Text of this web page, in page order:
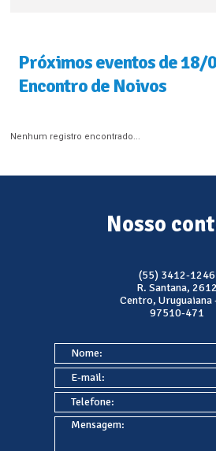
Próximos eventos de 18/
Encontro de Noivos
Nenhum registro encontrado...
Nosso
(55) 3412-1246
R. Santana, 2612
Centro, Uruguaiana
97510-471